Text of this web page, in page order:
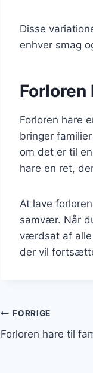
Disse
enhver smag
Forloren
Forloren hare
bringer
om det er til
hare en ret,
At lave
samvær. Når
værdsat af alle
der vil
FORRIGE
Forloren hare til